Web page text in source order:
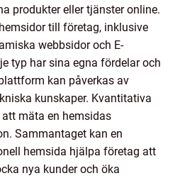
produkter eller tjänster online.
till företag, inklusive
webbsidor och E-
typ har sina egna fördelar och
kan påverkas av
kunskaper. Kvantitativa
mäta en hemsidas
Sammantaget kan en
hemsida hjälpa företag att
nya kunder och öka